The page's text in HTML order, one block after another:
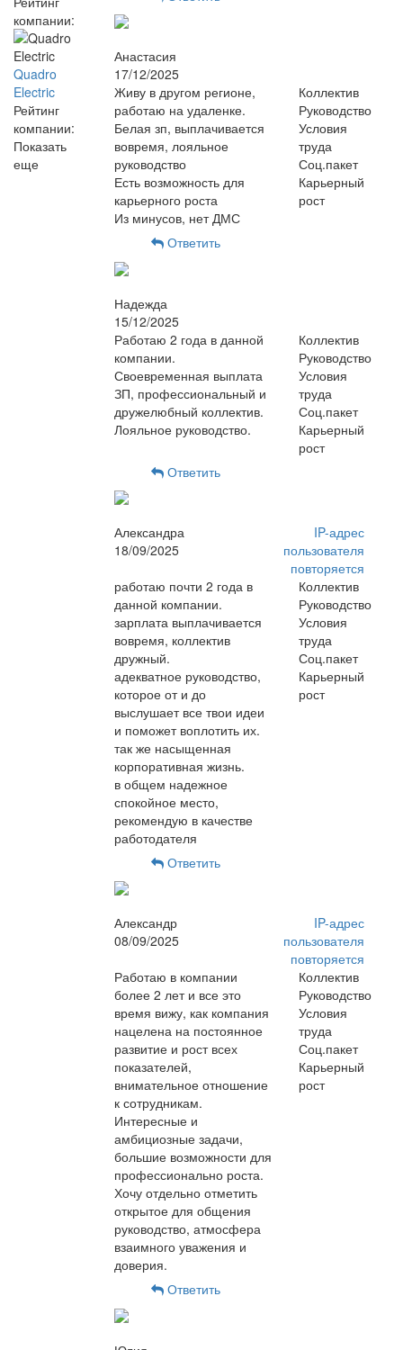
компании:
Quadro
Electric
Рейтинг
компании:
Показать
еще
Анастасия
17/12/2025
Живу в другом регионе,
работаю на удаленке.
Белая зп, выплачивается
вовремя, лояльное
руководство
Есть возможность для
карьерного роста
Из минусов, нет ДМС
Коллектив
Руководство
Условия
труда
Соц.пакет
Карьерный
рост
Ответить
Надежда
15/12/2025
Работаю 2 года в данной
компании.
Своевременная выплата
ЗП, профессиональный и
дружелюбный коллектив.
Лояльное руководство.
Коллектив
Руководство
Условия
труда
Соц.пакет
Карьерный
рост
Ответить
Александра
18/09/2025
IP-адрес
пользователя
повторяется
работаю почти 2 года в
данной компании.
зарплата выплачивается
вовремя, коллектив
дружный.
адекватное руководство,
которое от и до
выслушает все твои идеи
и поможет воплотить их.
так же насыщенная
корпоративная жизнь.
в общем надежное
спокойное место,
рекомендую в качестве
работодателя
Коллектив
Руководство
Условия
труда
Соц.пакет
Карьерный
рост
Ответить
Александр
08/09/2025
IP-адрес
пользователя
повторяется
Работаю в компании
более 2 лет и все это
время вижу, как компания
нацелена на постоянное
развитие и рост всех
показателей,
внимательное отношение
к сотрудникам.
Интересные и
амбициозные задачи,
большие возможности для
профессионально роста.
Хочу отдельно отметить
открытое для общения
руководство, атмосфера
взаимного уважения и
доверия.
Коллектив
Руководство
Условия
труда
Соц.пакет
Карьерный
рост
Ответить